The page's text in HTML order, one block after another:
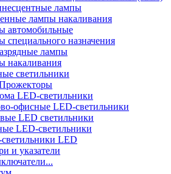
лампы
лампы накаливания
автомобильные
специального назначения
лампы
накаливания
светильники
LED-светильники
офисные LED-светильники
LED светильники
LED-светильники
LED
и указатели